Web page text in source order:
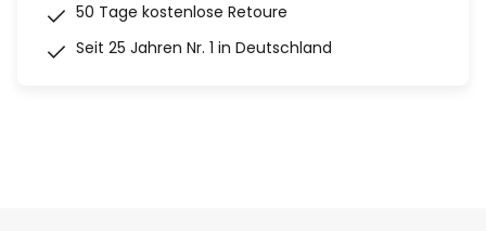
50 Tage kostenlose Retoure
Seit 25 Jahren Nr. 1 in Deutschland